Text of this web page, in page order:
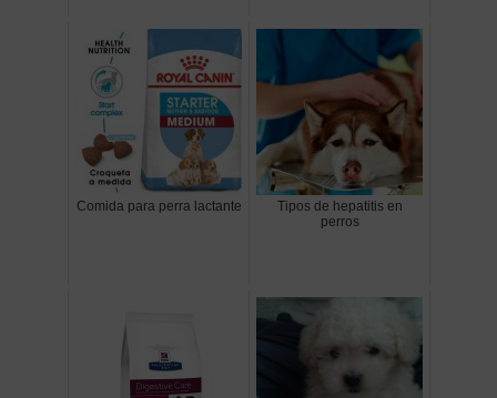
Comida para perra lactante
Tipos de hepatitis en
perros